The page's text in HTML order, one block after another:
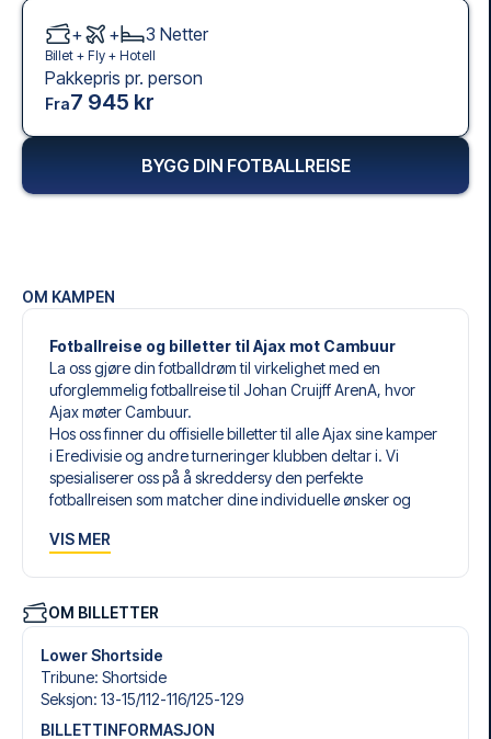
OM KAMPEN
Fotballreise og billetter til Ajax mot Cambuur
La oss gjøre din fotballdrøm til virkelighet med en
uforglemmelig fotballreise til Johan Cruijff ArenA, hvor
Ajax møter Cambuur.
Hos oss finner du offisielle billetter til alle Ajax sine kamper
i Eredivisie og andre turneringer klubben deltar i. Vi
spesialiserer oss på å skreddersy den perfekte
fotballreisen som matcher dine individuelle ønsker og
Våre skreddersydde fotballreiser til Ajax er laget for å gi
blant et bredt utvalg av fotballbilletter, nøye utvalgte
hoteller for enhver smak og budsjett, samt fleksible fly som
passer deg best.
Når du velger billettype, kan du se hvilken seksjon du skal
sitte i, og hva billetten inkluderer – spesielt hvis det er en
VIS MER
OM BILLETTER
Lower Shortside
Tribune: Shortside
Seksjon: 13-15/​112-116/​125-129
BILLETTINFORMASJON
+ + 3 Netter
Billet + Fly + Hotell
Pakkepris pr. person
Fra7 945 kr
BYGG DIN FOTBALLREISE